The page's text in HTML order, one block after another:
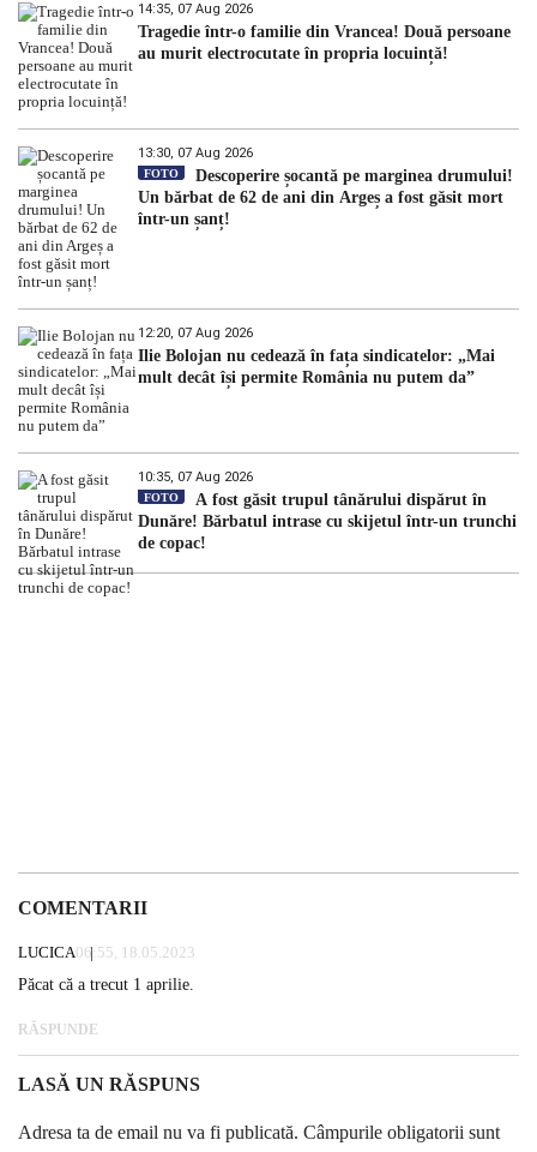
14:35, 07 Aug 2026
Tragedie într-o familie din Vrancea! Două persoane
au murit electrocutate în propria locuință!
13:30, 07 Aug 2026
FOTO
Descoperire șocantă pe marginea drumului!
Un bărbat de 62 de ani din Argeș a fost găsit mort
într-un șanț!
12:20, 07 Aug 2026
Ilie Bolojan nu cedează în fața sindicatelor: „Mai
mult decât își permite România nu putem da”
10:35, 07 Aug 2026
FOTO
A fost găsit trupul tânărului dispărut în
Dunăre! Bărbatul intrase cu skijetul într-un trunchi
de copac!
COMENTARII
LUCICA06:55, 18.05.2023
Păcat că a trecut 1 aprilie.
RĂSPUNDE
LASĂ UN RĂSPUNS
Adresa ta de email nu va fi publicată. Câmpurile obligatorii sunt